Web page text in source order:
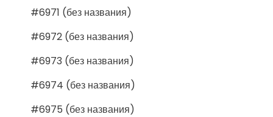
#6971 (без названия)
#6972 (без названия)
#6973 (без названия)
#6974 (без названия)
#6975 (без названия)